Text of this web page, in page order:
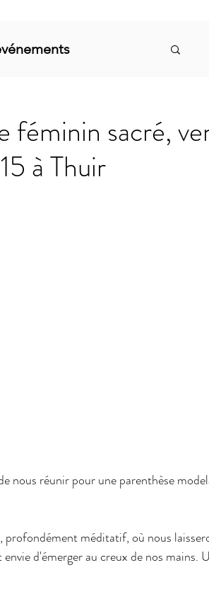
Yoga
féminin sacré,
à Thuir
nous réunir pour une parenthèse
méditatif, où nous
d'émerger au creux de nos mains.